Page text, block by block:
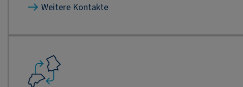
Weitere Kontakte